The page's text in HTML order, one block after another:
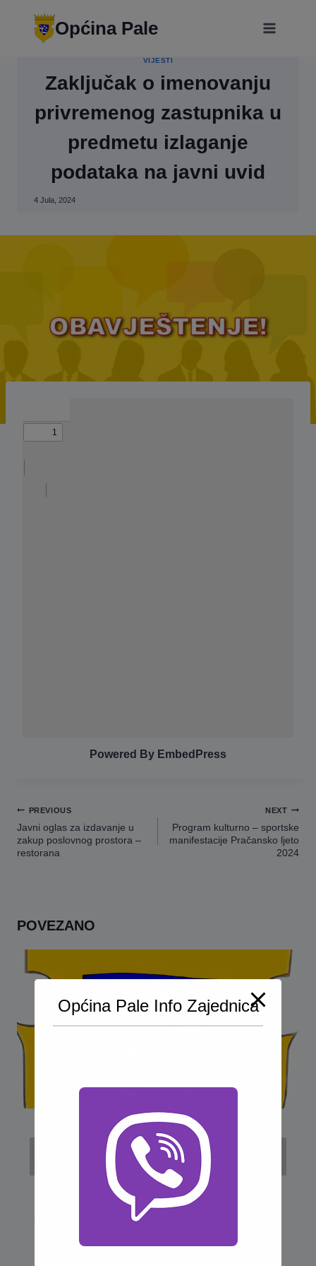
Općina Pale
VIJESTI
Zaključak o imenovanju
privremenog zastupnika u
predmetu izlaganje
podataka na javni uvid
4 Jula, 2024
Powered By EmbedPress
Navigacija
članaka
PREVIOUS
Javni oglas za izdavanje u
zakup poslovnog prostora –
restorana
NEXT
Program kulturno – sportske
manifestacije Pračansko ljeto
2024
POVEZANO
KONAČNA RANG LISTA
APLIKANATA KOJI ISPUNJAVAJU
KRITERIJE IZ JAVNOG POZIVA ZA
PODNOŠENJE PRIJAVA ZA
OSTVARIVANJE PODRŠKE PO
PROGRAMU UTROŠKA SREDSTAVA
Općina Pale Info Zajednica